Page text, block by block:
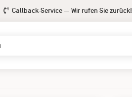
Callback-Service — Wir rufen Sie zurück!